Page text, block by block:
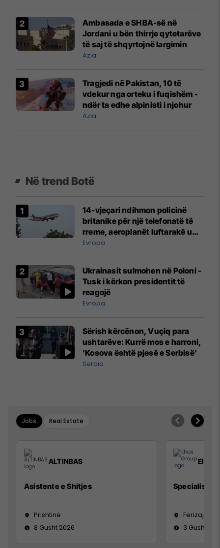
Ambasada e SHBA-së në
Jordani u bën thirrje qytetarëve
të saj të shqyrtojnë largimin
Azia
​Tragjedi në Pakistan, 10 të
vdekur nga orteku i fuqishëm -
ndër ta edhe alpinisti i njohur
Azia
Në trend Botë
14-vjeçari ndihmon policinë
britanike për një telefonatë të
rreme, aeroplanët luftarakë u
ngritën në ajër për të
Mançesterit
Evropa
Ukrainasit sulmohen në Poloni -
Tusk i kërkon presidentit të
reagojë
Evropa
Sërish kërcënon, Vuçiq para
ushtarëve: Kurrë mos e harroni,
'Kosova është pjesë e Serbisë'
Serbia
Jobs Real Estate
ALTINBAS
Asistente e Shitjes
Prishtinë
8 Gusht 2026
Elkos
Specialist
Ferizaj
3 Gusht